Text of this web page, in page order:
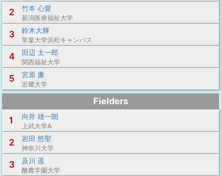
2 竹本 心愛
新潟医療福祉大学
3 鈴木大輝
常葉大学浜松キャンパス
4 田辺 太一郎
関西福祉大学
5 宮原 廉
近畿大学
Fielders
1
向井 雄一朗
上武大学A
2 岩田 悠聖
神奈川大学
3 及川 遥
酪農学園大学